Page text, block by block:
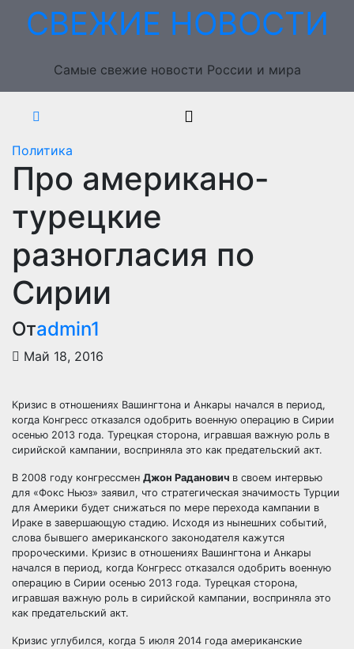
ПерейтиСВЕЖИЕ НОВОСТИ
Самые свежие новости России и мира
Политика
Про американо-
турецкие
разногласия по
Сирии
Отadmin1
Май 18, 2016
Кризис в отношениях Вашингтона и Анкары начался в период,
когда Конгресс отказался одобрить военную операцию в Сирии
осенью 2013 года. Турецкая сторона, игравшая важную роль в
сирийской кампании, восприняла это как предательский акт.
В 2008 году конгрессмен Джон Раданович в своем интервью
для «Фокс Ньюз» заявил, что стратегическая значимость Турции
для Америки будет снижаться по мере перехода кампании в
Ираке в завершающую стадию. Исходя из нынешних событий,
слова бывшего американского законодателя кажутся
пророческими. Кризис в отношениях Вашингтона и Анкары
начался в период, когда Конгресс отказался одобрить военную
операцию в Сирии осенью 2013 года. Турецкая сторона,
игравшая важную роль в сирийской кампании, восприняла это
как предательский акт.
Кризис углубился, когда 5 июля 2014 года американские